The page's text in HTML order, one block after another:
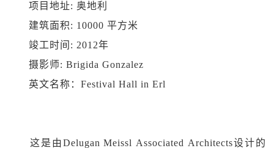
项目地址: 奥地利
建筑面积: 10000 平方米
竣工时间: 2012年
摄影师: Brigida Gonzalez
英文名称：Festival Hall in Erl
这是由Delugan Meissl Associated Architects设计的